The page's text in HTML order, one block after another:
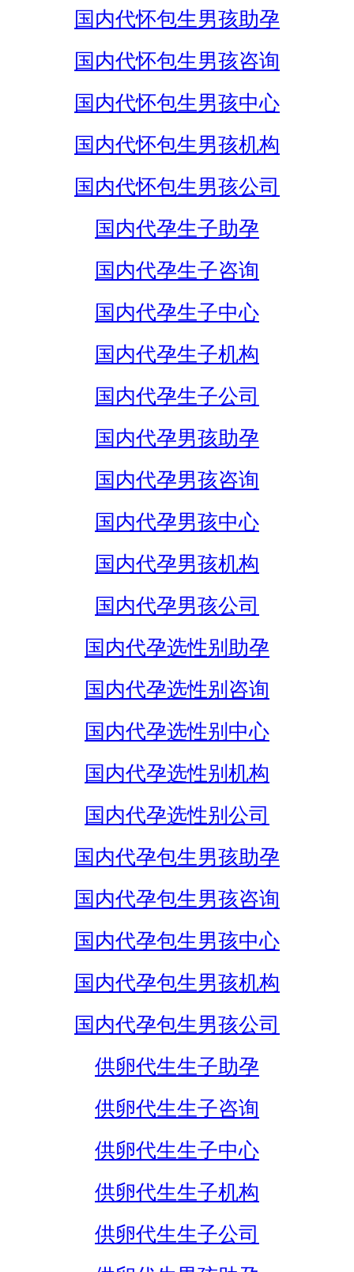
国内代怀包生男孩助孕
国内代怀包生男孩咨询
国内代怀包生男孩中心
国内代怀包生男孩机构
国内代怀包生男孩公司
国内代孕生子助孕
国内代孕生子咨询
国内代孕生子中心
国内代孕生子机构
国内代孕生子公司
国内代孕男孩助孕
国内代孕男孩咨询
国内代孕男孩中心
国内代孕男孩机构
国内代孕男孩公司
国内代孕选性别助孕
国内代孕选性别咨询
国内代孕选性别中心
国内代孕选性别机构
国内代孕选性别公司
国内代孕包生男孩助孕
国内代孕包生男孩咨询
国内代孕包生男孩中心
国内代孕包生男孩机构
国内代孕包生男孩公司
供卵代生生子助孕
供卵代生生子咨询
供卵代生生子中心
供卵代生生子机构
供卵代生生子公司